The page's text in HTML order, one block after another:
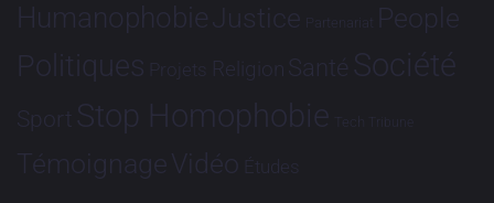
HumanophobieJustice Partenariat People
Politiques Projets Religion Santé Société
Sport Stop Homophobie Tech Tribune
TémoignageVidéo Études